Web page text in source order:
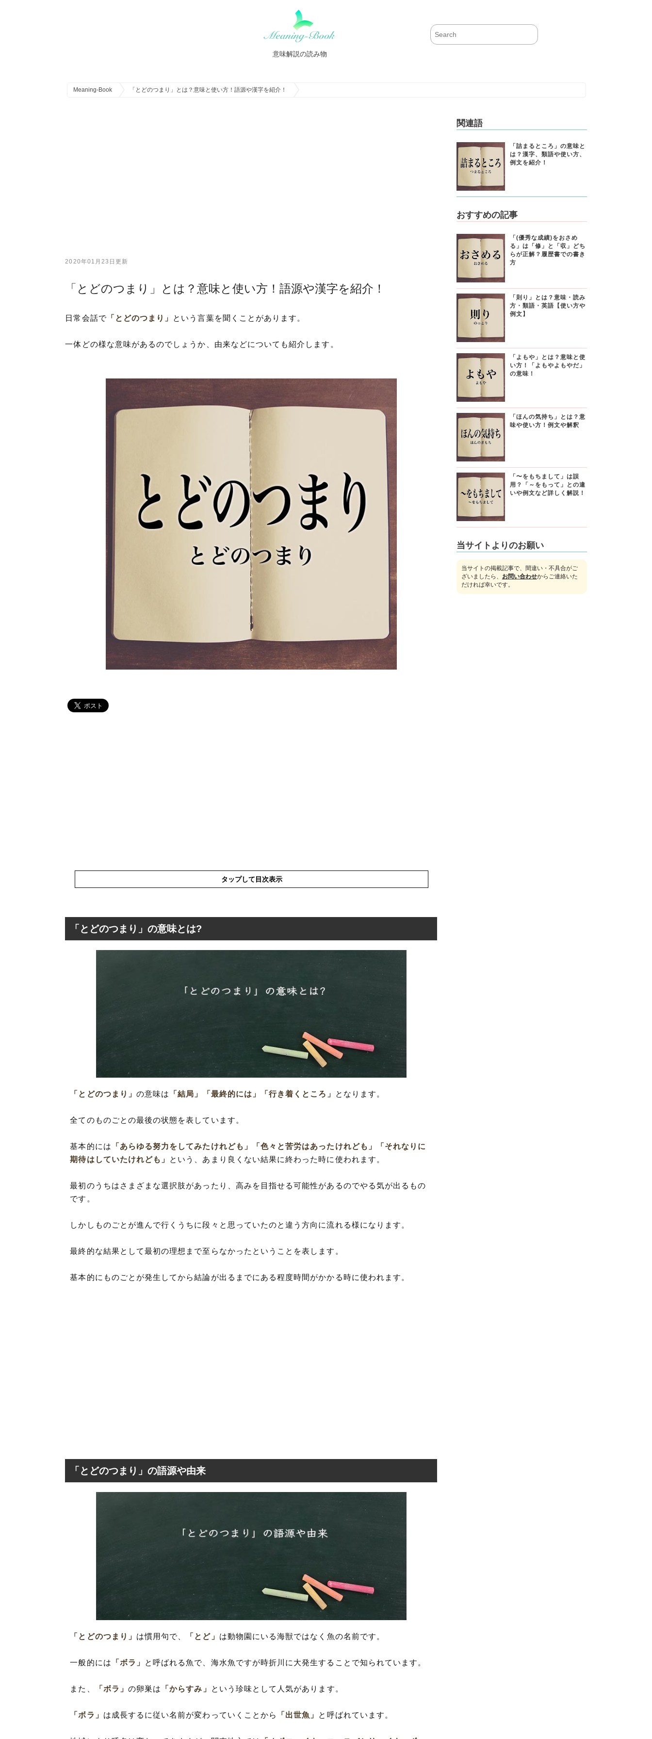
意味解説の読み物
Meaning-Book 「とどのつまり」とは？意味と使い方！語源や漢字を紹介！
2020年01月23日更新
「とどのつまり」とは？意味と使い方！語源や漢字を紹介！
日常会話で「とどのつまり」 という言葉を聞くことがあります。
一体どの様な意味があるのでしょうか、由来などについても紹介します。
タップして目次表示
「とどのつまり」の語源や由来
「とどのつまり」使った例文と意味を解釈
「とどのつまり」の類語や言い換え
「とどのつまり」と「つまり」の違い
「とどのつまり」の英語・例文など解釈
「とどのつまり」の意味とは?
「とどのつまり」 の意味は 「結局」 「最終的には」 「行き着くところ」 となります。
全てのものごとの最後の状態を表しています。
基本的には 「あらゆる努力をしてみたけれども」 「色々と苦労はあったけれども」
「それなりに
期待はしていたけれども」
という、あまり良くない結果に終わった時に使われます。
最初のうちはさまざまな選択肢があったり、高みを目指せる可能性があるのでやる気が出るもの
です。
しかしものごとが進んで行くうちに段々と思っていたのと違う方向に流れる様になります。
最終的な結果として最初の理想まで至らなかったということを表します。
基本的にものごとが発生してから結論が出るまでにある程度時間がかかる時に使われます。
「とどのつまり」の語源や由来
「とどのつまり」 は慣用句で、 「とど」 は動物園にいる海獣ではなく魚の名前です。
一般的には 「ボラ」 と呼ばれる魚で、海水魚ですが時折川に大発生することで知られています。
また、 「ボラ」 の卵巣は 「からすみ」 という珍味として人気があります。
「ボラ」 は成長するに従い名前が変わっていくことから 「出世魚」 と呼ばれています。
関連語
「詰まるところ」の意味と
は？漢字、類語や使い方、
例文を紹介！
おすすめの記事
「(優秀な成績)をおさめ
る」は「修」と「収」どち
らが正解？履歴書での書き
方
「則り」とは？意味・読み
方・類語・英語【使い方や
例文】
「よもや」とは？意味と使
い方！「よもやよもやだ」
の意味！
「ほんの気持ち」とは？意
味や使い方！例文や解釈
「〜をもちまして」は誤
用？「～をもって」との違
いや例文など詳しく解説！
当サイトよりのお願い
当サイトの掲載記事で、間違い・不具合がご
ざいましたら、 お問い合わせからご連絡いた
だければ幸いです。